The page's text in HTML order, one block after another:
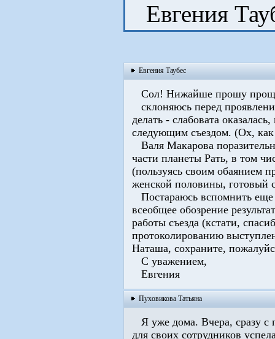
Евгения
Евгения Таубес
Сол! Нижайше прошу
склоняюсь перед
делать - слабовата
следующим съездом. (Ох, как
Валя Макарова
части планеты Рать, в том
(пользуясь своим обаянием
женской половины, готовый
Постараюсь вспомнить еще
всеобщее обозрение
работы съезда (кстати,
протоколированию
Наташа, сохраните,
С уважением,
Евгения
Пуховикова Татьяна
Я уже дома. Вчера, сразу с
для своих сотрудников